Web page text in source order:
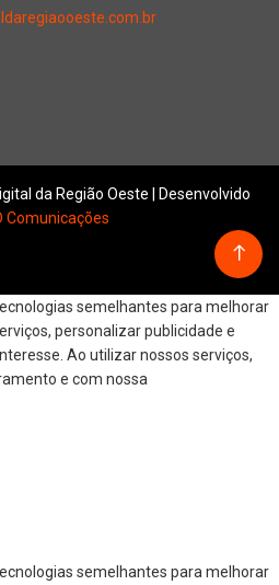
da Região Oeste | Desenvolvido
Comunicações
semelhantes para melhorar
personalizar publicidade e
Ao utilizar nossos serviços,
e com nossa
semelhantes para melhorar